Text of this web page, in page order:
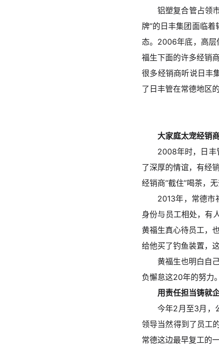
铝塑复合管占领
牌”的日丰集团面临
态。2006年底，高层
福生下面的许多经销
很多经销商听说日丰
了日丰管在常德地区
大家庭太宠经销
2008年时，日丰
了深厚的情谊，有经
经销商“截住”喝茶，
2013年，常德市
身份与员工相处，有
黄福生真心待员工，
给他买了钓鱼装置，
黄福生也明白自
负懈怠这20年的努力
用责任担当铸就
今年2月至3月，
领导当然得到了员工
常德这边最早复工的